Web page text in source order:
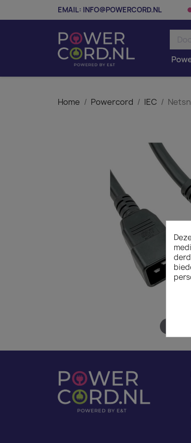
EMAIL: INFO@POWERCORD.NL
Home Powercord IEC